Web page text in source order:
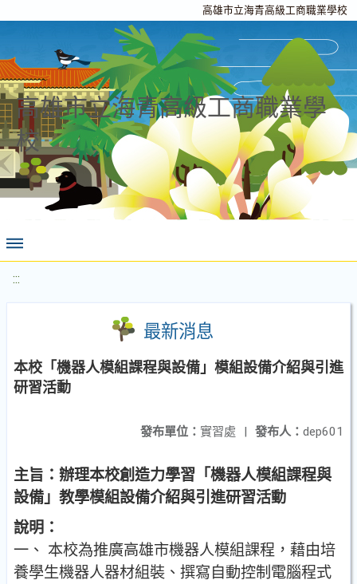
高雄市立海青高級工商職業學校
高雄市立海青高級工商職業學
校
:::
最新消息
本校「機器人模組課程與設備」模組設備介紹與引進
研習活動
發布人： dep601
發布單位： 實習處 |
主旨：辦理本校創造力學習「機器人模組課程與
設備」教學模組設備介紹與引進研習活動
說明：
一、 本校為推廣高雄市機器人模組課程，藉由培
養學生機器人器材組裝、撰寫自動控制電腦程式